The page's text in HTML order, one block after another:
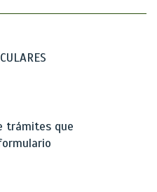
trámites que